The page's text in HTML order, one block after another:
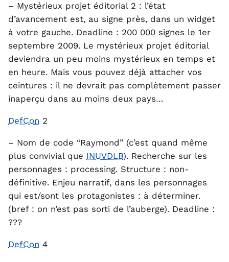
– Mystérieux projet éditorial 2 : l’état
d’avancement est, au signe près, dans un widget
à votre gauche. Deadline : 200 000 signes le 1er
septembre 2009. Le mystérieux projet éditorial
deviendra un peu moins mystérieux en temps et
en heure. Mais vous pouvez déjà attacher vos
ceintures : il ne devrait pas complètement passer
inaperçu dans au moins deux pays…
DefCon 2
– Nom de code “Raymond” (c’est quand même
plus convivial que INUVDLB). Recherche sur les
personnages : processing. Structure : non-
définitive. Enjeu narratif, dans les personnages
qui est/sont les protagonistes : à déterminer.
(bref : on n’est pas sorti de l’auberge). Deadline :
???
DefCon 4